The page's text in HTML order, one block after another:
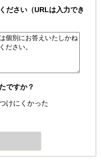
ださい（URLは入力でき
ですか？
けにくかった